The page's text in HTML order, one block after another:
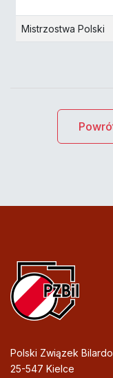
Mistrzostwa Polski
Polski Związek
25-547 Kielce